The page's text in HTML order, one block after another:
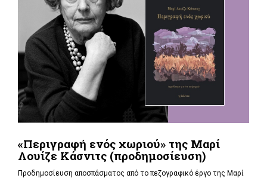
«Περιγραφή ενός χωριού» της Μαρί
Λουίζε Κάσνιτς (προδημοσίευση)
Προδημοσίευση αποσπάσματος από το πεζογραφικό έργο της Μαρί